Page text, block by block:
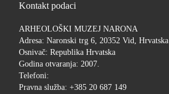
Kontakt podaci
ARHEOLOŠKI MUZEJ NARONA
Adresa: Naronski trg 6, 20352 Vid, Hrvatska
Osnivač: Republika Hrvatska
Godina otvaranja: 2007.
Telefoni:
Pravna služba: +385 20 687 149